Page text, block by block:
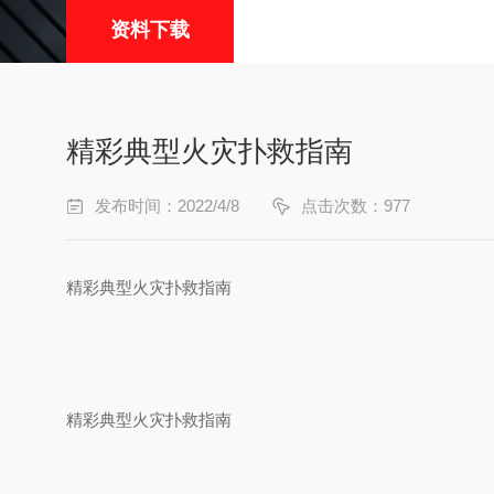
资料下载
精彩典型火灾扑救指南
发布时间：2022/4/8 点击次数：977
精彩典型火灾扑救指南
精彩典型火灾扑救指南